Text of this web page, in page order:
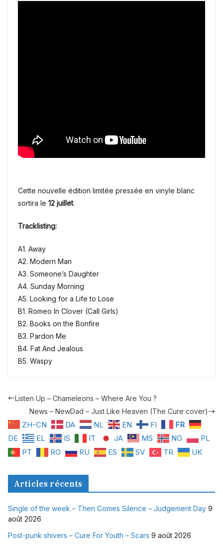
Cette nouvelle édition limitée pressée en vinyle blanc
sortira le 12 juillet.
Tracklisting:
A1. Away
A2. Modern Man
A3. Someone’s Daughter
A4. Sunday Morning
A5. Looking for a Life to Lose
B1. Romeo In Clover (Call Girls)
B2. Books on the Bonfire
B3. Pardon Me
B4. Fat And Jealous
B5. Waspy
Listen Up – Chameleons – Where Are You ?
News – NewDad – Just Like Heaven (The Cure cover)
ZH-CN DA NL EN FI
FR
DE
EL IS IT JA MS NO
PL
PT
RO RU ES SV TR UK
Articles récents
Single of the week – Then Comes Silence – Judgement Day 9
août 2026
Post-punk shivers – Cure For Youth – Scars 9 août 2026